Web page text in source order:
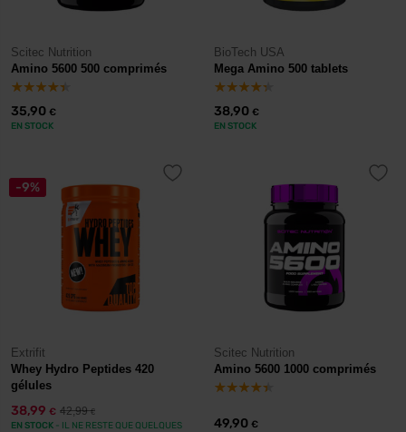
Scitec Nutrition
Amino 5600 500 comprimés
35,90 €
EN STOCK
BioTech USA
Mega Amino 500 tablets
38,90 €
EN STOCK
-9%
Extrifit
Whey Hydro Peptides 420
gélules
38,99 € 42,99€
EN STOCK - IL NE RESTE QUE QUELQUES
Scitec Nutrition
Amino 5600 1000 comprimés
49,90 €